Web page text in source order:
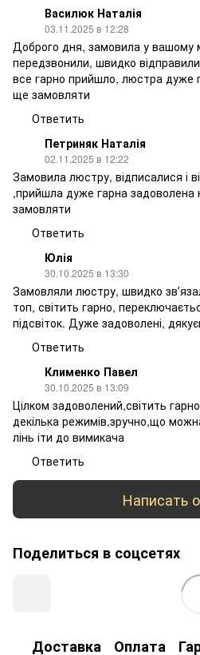
Василюк Наталія
03.11.2025 в 12:28
Доброго дня, замовила у вашому
передзвонили, швидко
все гарно прийшло, люстра дуже
ще замовляти
Ответить
Петриняк Наталія
02.11.2025 в 12:22
Замовила люстру, відписалися і
,прийшла дуже гарна задоволена
замовляти
Ответить
Юлія
30.10.2025 в 13:30
Замовляли люстру, швидко
топ, світить гарно,
підсвіток. Дуже задоволені,
Ответить
Клименко Павел
30.10.2025 в 13:09
Цілком задоволений,світить
декілька режимів,зручно,що
лінь іти до вимикача
Ответить
Написать
Поделиться в соцсетях
Доставка Оплата